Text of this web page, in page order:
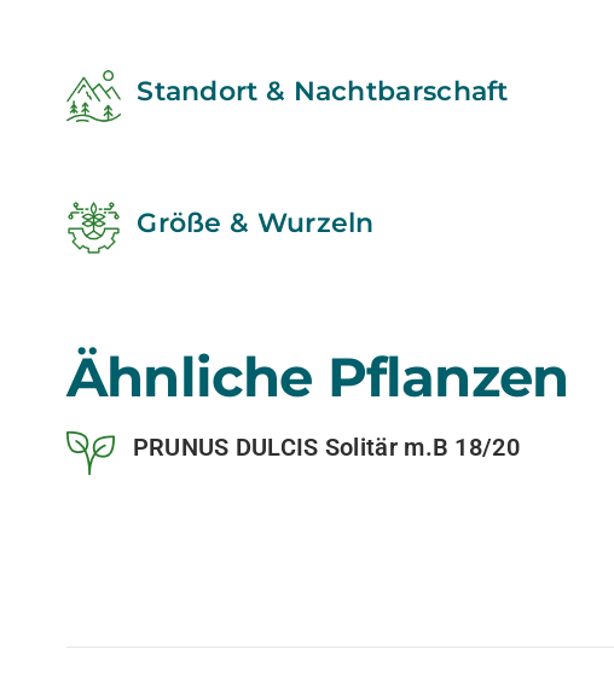
Standort & Nachtbarschaft
Größe & Wurzeln
Ähnliche Pflanzen
PRUNUS DULCIS Solitär m.B 18/20